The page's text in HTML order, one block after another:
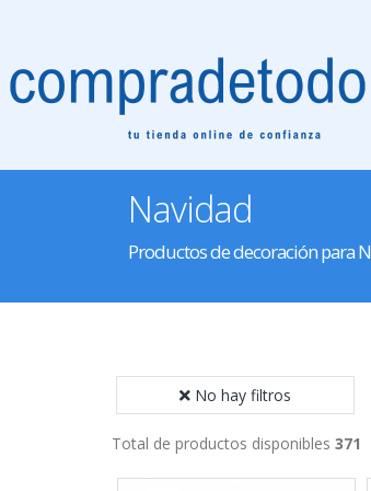
Navidad
Productos de decoración para
No hay filtros
Total de productos disponibles 371